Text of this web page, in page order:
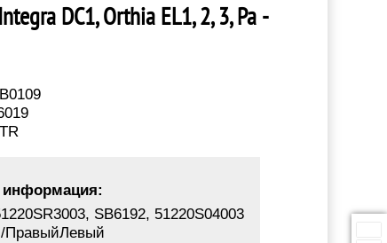
DC1, Orthia EL1, 2, 3, Pa -
информация:
SB6192, 51220S04003
ПравыйЛевый